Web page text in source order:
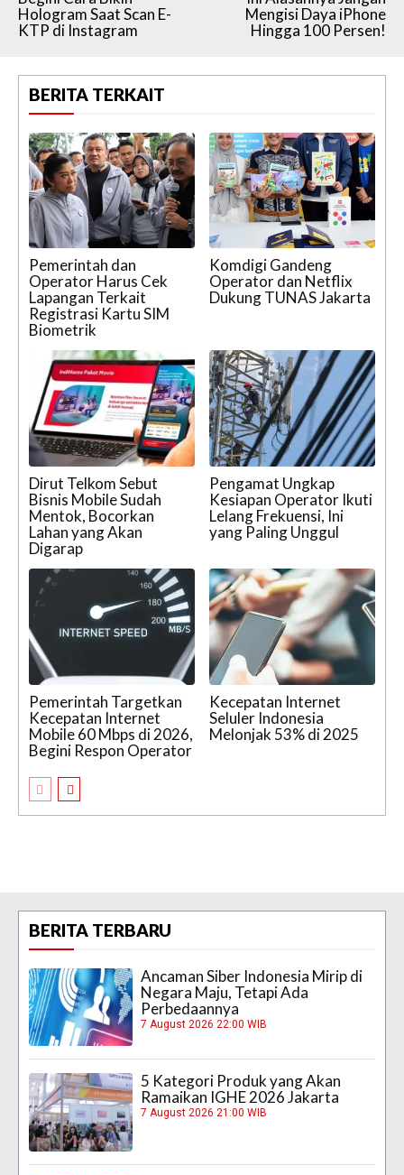
Hologram Saat Scan E-
KTP di Instagram
Mengisi Daya iPhone
Hingga 100 Persen!
BERITA TERKAIT
Pemerintah dan
Operator Harus Cek
Lapangan Terkait
Registrasi Kartu SIM
Biometrik
Komdigi Gandeng
Operator dan Netflix
Dukung TUNAS Jakarta
Dirut Telkom Sebut
Bisnis Mobile Sudah
Mentok, Bocorkan
Lahan yang Akan
Digarap
Pengamat Ungkap
Kesiapan Operator Ikuti
Lelang Frekuensi, Ini
yang Paling Unggul
Pemerintah Targetkan
Kecepatan Internet
Mobile 60 Mbps di 2026,
Begini Respon Operator
Kecepatan Internet
Seluler Indonesia
Melonjak 53% di 2025
BERITA TERBARU
Ancaman Siber Indonesia Mirip di
Negara Maju, Tetapi Ada
Perbedaannya
7 August 2026 22:00 WIB
5 Kategori Produk yang Akan
Ramaikan IGHE 2026 Jakarta
7 August 2026 21:00 WIB